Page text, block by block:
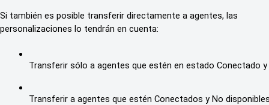
Si también es posible transferir directamente a agentes, las
personalizaciones lo tendrán en cuenta:
Transferir sólo a agentes que estén en estado Conectado y
Transferir a agentes que estén Conectados y No